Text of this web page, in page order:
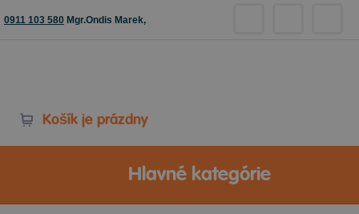
0911 103 580 Mgr.Ondis Marek,
Košík je prázdny
Hlavné kategórie